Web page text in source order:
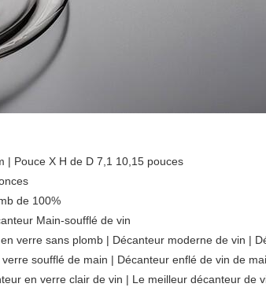
| Pouce X H de D 7,1 10,15 pouces
de 100%
Main-soufflé de vin
verre sans plomb | Décanteur moderne de vin |
soufflé de main | Décanteur enflé de vin de
en verre clair de vin | Le meilleur décanteur de